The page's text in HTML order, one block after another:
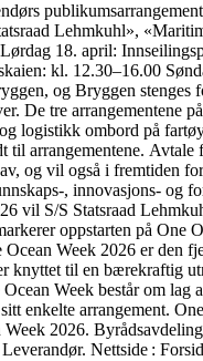
Lehmkuhl»,
18. april:
kl. 12.30–16.00
og Bryggen
De tre
logistikk ombord på
arrangementene.
og vil også i fremtiden
, innovasjons-
vil S/S Statsraad
oppstarten på One
Week 2026 er
til en bærekraftig
Week består om
arrangement.
2026.
Nettside :